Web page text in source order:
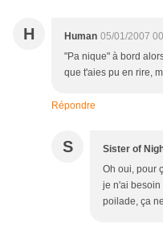
H Human 05/01/2007
"Pa nique" à bord
que t'aies pu en rire,
Répondre
S Sister of
Oh oui, pour
je n'ai besoin
poilade, ça